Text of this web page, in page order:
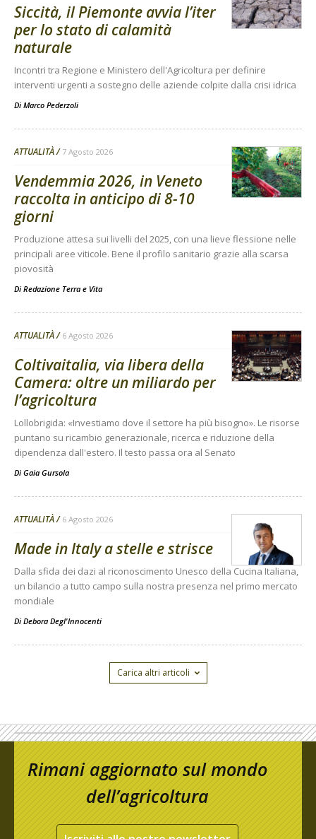
Siccità, il Piemonte avvia l’iter
per lo stato di calamità
naturale
Incontri tra Regione e Ministero dell'Agricoltura per definire
interventi urgenti a sostegno delle aziende colpite dalla crisi idrica
Di Marco Pederzoli
ATTUALITÀ 7 Agosto 2026
Vendemmia 2026, in Veneto
raccolta in anticipo di 8-10
giorni
Produzione attesa sui livelli del 2025, con una lieve flessione nelle
principali aree viticole. Bene il profilo sanitario grazie alla scarsa
piovosità
Di Redazione Terra e Vita
ATTUALITÀ 6 Agosto 2026
Coltivaitalia, via libera della
Camera: oltre un miliardo per
l’agricoltura
Lollobrigida: «Investiamo dove il settore ha più bisogno». Le risorse
puntano su ricambio generazionale, ricerca e riduzione della
dipendenza dall'estero. Il testo passa ora al Senato
Di Gaia Gursola
ATTUALITÀ 6 Agosto 2026
Made in Italy a stelle e strisce
Dalla sfida dei dazi al riconoscimento Unesco della Cucina Italiana,
un bilancio a tutto campo sulla nostra presenza nel primo mercato
mondiale
Di Debora Degl'Innocenti
Carica altri articoli
Rimani aggiornato sul mondo
dell’agricoltura